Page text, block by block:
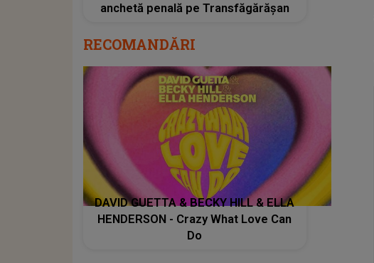
anchetă penală pe Transfăgărășan
RECOMANDĂRI
DAVID GUETTA & BECKY HILL & ELLA
HENDERSON - Crazy What Love Can
Do